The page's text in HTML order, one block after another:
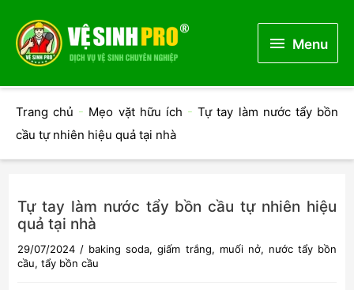
MenuMenu
Trang chủ - Mẹo vặt hữu ích -Tự tay làm nước tẩy bồn
cầu tự nhiên hiệu quả tại nhà
Tự tay làm nước tẩy bồn cầu tự nhiên hiệu
quả tại nhà
29/07/2024/ baking soda,giấm trắng, muối nở, nước tẩy bồn
cầu, tẩy bồn cầu